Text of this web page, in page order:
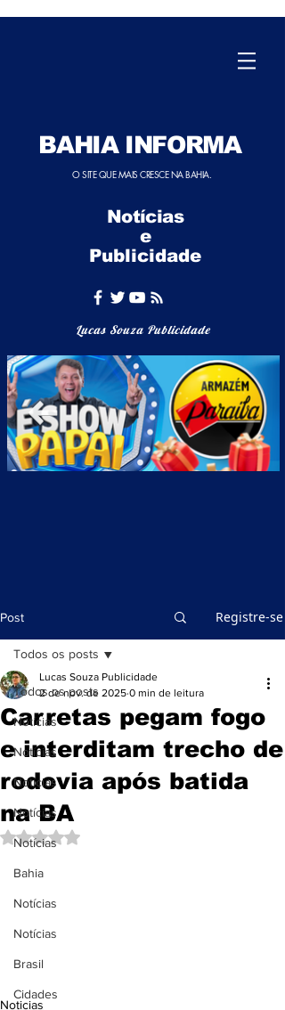
BAHIA INFORMA
O SITE QUE MAIS CRESCE NA BAHIA.
Notícias
e
Publicidade
Lucas Souza Publicidade
Post Registre-se
Todos os posts
Notícias
Notícias
Notícias
Notícias
Notícias
Bahia
Notícias
Notícias
Brasil
Cidades
Todos os posts
Carretas pegam fogo
e interditam trecho de
rodovia após batida
na BA
Lucas Souza Publicidade
2 de nov. de 2025 0 min de leitura
Avaliado com NaN de 5 estrelas.
Noticias